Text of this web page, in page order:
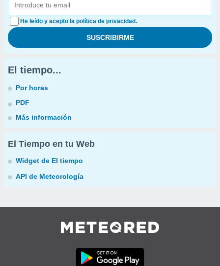
He leído y acepto la política de privacidad.
El tiempo...
Por horas
PDF
Más información
El Tiempo en tu Web
Widget de El tiempo
API de Meteorología